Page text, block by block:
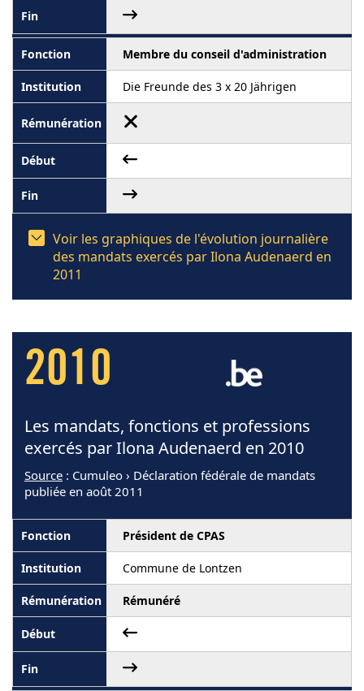
Membre du conseil d'administration
Die Freunde des 3 x 20 Jährigen
Voir les graphiques de l'évolution journalière
des mandats exercés par Ilona Audenaerd en
2011
2010
Les mandats, fonctions et professions
exercés par Ilona Audenaerd en 2010
Source : Cumuleo › Déclaration fédérale de mandats
publiée en août 2011
Président de CPAS
Commune de Lontzen
Rémunéré